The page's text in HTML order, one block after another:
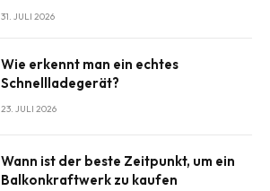
31. JULI 2026
Wie erkennt man ein echtes
Schnellladegerät?
23. JULI 2026
Wann ist der beste Zeitpunkt, um ein
Balkonkraftwerk zu kaufen